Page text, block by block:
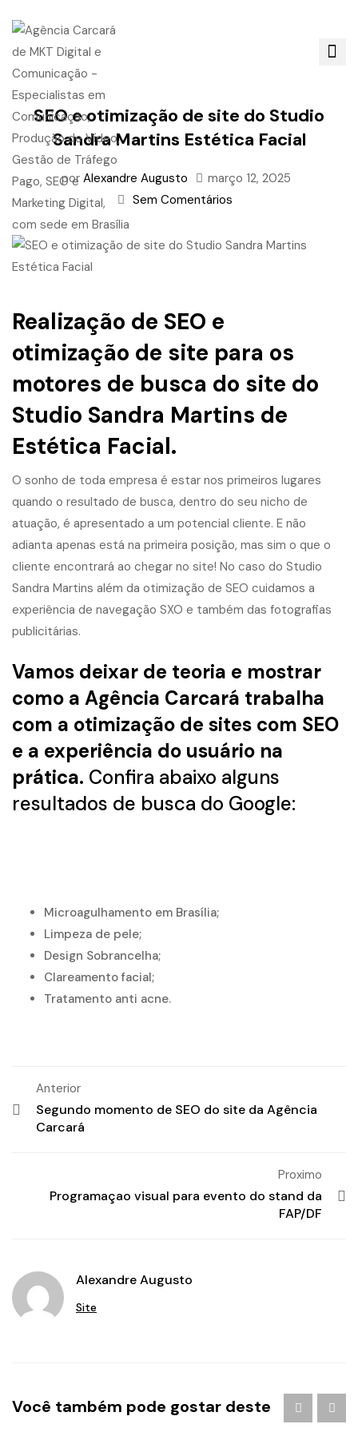
SEO e otimização de site do Studio
Sandra Martins Estética Facial
por Alexandre Augusto
março 12, 2025
Sem Comentários
Realização de SEO e
otimização de site para os
motores de busca do site do
Studio Sandra Martins de
Estética Facial.
O sonho de toda empresa é estar nos primeiros lugares
quando o resultado de busca, dentro do seu nicho de
atuação, é apresentado a um potencial cliente. E não
adianta apenas está na primeira posição, mas sim o que o
cliente encontrará ao chegar no site! No caso do Studio
Sandra Martins além da otimização de SEO cuidamos a
experiência de navegação SXO e também das fotografias
publicitárias.
Vamos deixar de teoria e mostrar
como a Agência Carcará trabalha
com a otimização de sites com SEO
e a experiência do usuário na
prática. Confira abaixo alguns
resultados de busca do Google:
Microagulhamento em Brasília;
Limpeza de pele;
Design Sobrancelha;
Clareamento facial;
Tratamento anti acne.
Anterior
Segundo momento de SEO do site da Agência
Carcará
Proximo
Programaçao visual para evento do stand da
FAP/DF
Alexandre Augusto
Site
Você também pode gostar deste
agencia de
publicidade em brasilia/Branding/ criação de logo